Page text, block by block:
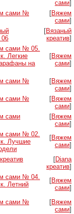
сами]
сами №
[Вяжем
сами]
[Вязаный
креатив]
сами № 05.
Легкие
на
[Вяжем
сами]
сами №
[Вяжем
сами]
сами №
[Вяжем
сами]
сами
[Вяжем
сами]
сами № 02.
Лучшие
[Вяжем
сами]
[Diana
креатив]
сами № 04.
Летний
[Вяжем
сами]
сами №
[Вяжем
сами]